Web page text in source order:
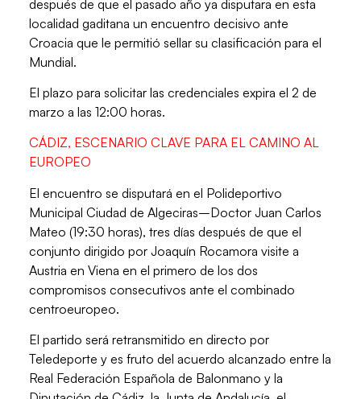
después de que el pasado año ya disputara en esta
localidad gaditana un encuentro decisivo ante
Croacia que le permitió sellar su clasificación para el
Mundial.
El plazo para solicitar las credenciales expira el 2 de
marzo a las 12:00 horas.
CÁDIZ, ESCENARIO CLAVE PARA EL CAMINO AL
EUROPEO
El encuentro se disputará en el Polideportivo
Municipal Ciudad de Algeciras–Doctor Juan Carlos
Mateo (19:30 horas), tres días después de que el
conjunto dirigido por Joaquín Rocamora visite a
Austria en Viena en el primero de los dos
compromisos consecutivos ante el combinado
centroeuropeo.
El partido será retransmitido en directo por
Teledeporte y es fruto del acuerdo alcanzado entre la
Real Federación Española de Balonmano y la